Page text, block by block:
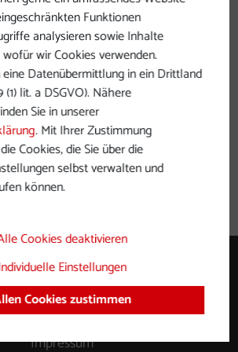
bis Wien
von Ort zu Ort zurücklegen. Hier
GPS-Daten und
von Passau bis Wien.
und Kooperationen
Kontaktformular
Impressum
Funktionen
analysieren sowie Inhalte
wir Cookies verwenden.
Datenübermittlung in ein Drittland
lit. a DSGVO). Nähere
Sie in unserer
. Mit Ihrer Zustimmung
Cookies, die Sie über die
selbst verwalten und
können.
Cookies deaktivieren
Einstellungen
Cookies zustimmen